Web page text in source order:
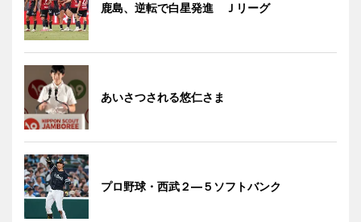
鹿島、逆転で白星発進 Ｊリーグ
あいさつされる悠仁さま
プロ野球・西武２―５ソフトバンク